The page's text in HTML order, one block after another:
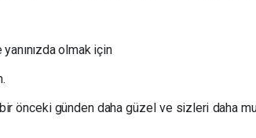
olmak için
önceki günden daha güzel ve sizleri daha